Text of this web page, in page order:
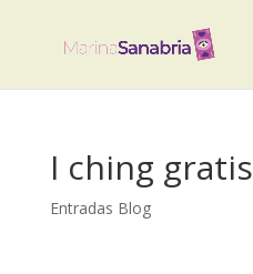
I ching gratis
Entradas Blog